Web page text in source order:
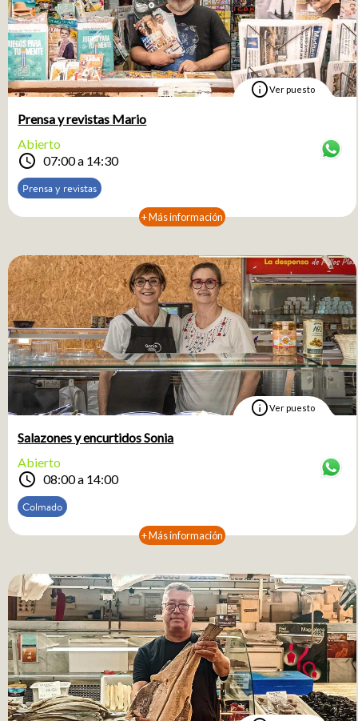
infoVer puesto
Prensa y revistas Mario
Abierto
schedule 07:00 a 14:30
Prensa y revistas
+ Más información
infoVer puesto
Salazones y encurtidos Sonia
Abierto
schedule 08:00 a 14:00
Colmado
+ Más información